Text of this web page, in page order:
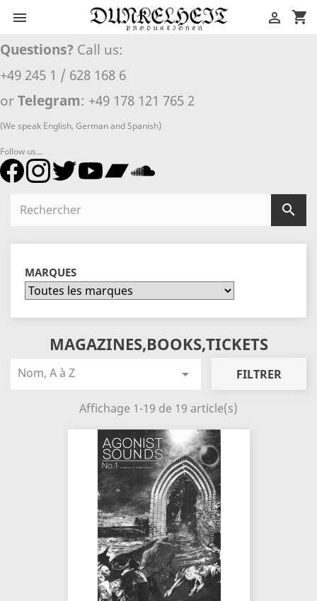
 shopping_cart

Questions? Call us:
+49 245 1 / 628 168 6
or Telegram: +49 178 121 765 2
(We speak English, German and Spanish)
Follow us...

MARQUES
MAGAZINES,BOOKS,TICKETS
Nom, A à Z  FILTRER
Affichage 1-19 de 19 article(s)